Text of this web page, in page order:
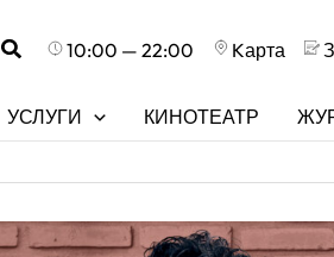
Поиск 10:00 — 22:00 Kарта
УСЛУГИ КИНОТЕАТР